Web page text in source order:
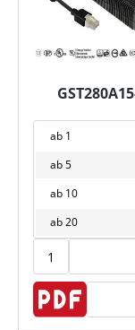
ab 1
ab5
ab 10
ab20